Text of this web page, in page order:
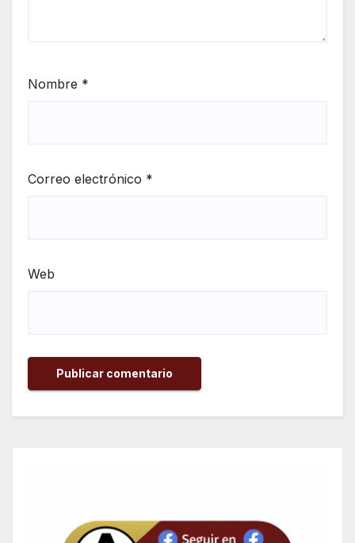
Nombre *
Correo electrónico *
Web